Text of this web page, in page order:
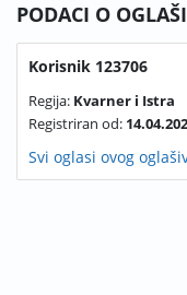
PODACI O
Korisnik 123706
Regija: Kvarner i Istra
Registriran od:
Svi oglasi ovog